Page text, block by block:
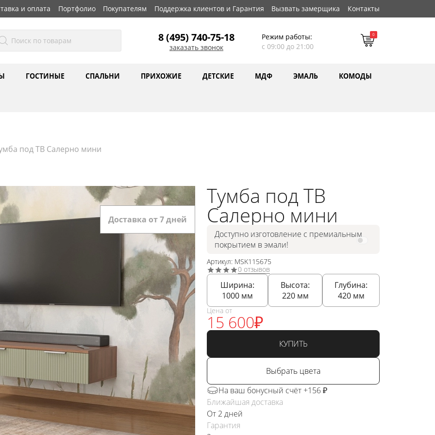
и оплата Портфолио Покупателям Поддержка клиентов и Гарантия Вызвать замерщика Контакты
8 (495) 740-75-18
заказать звонок
Режим работы:
с 09:00 до 21:00
0
ГОСТИНЫЕ СПАЛЬНИ ПРИХОЖИЕ ДЕТСКИЕ МДФ ЭМАЛЬ КОМОДЫ
под ТВ Салерно мини
Доставка от 7 дней
Тумба под ТВ
Салерно мини
Доступно изготовление с премиальным
покрытием в эмали!
Артикул: MSK115675
0 отзывов
Ширина:
1000 мм
Высота:
220мм
Глубина:
420мм
Цена от
15 600₽
КУПИТЬ
Выбрать цвета
На ваш бонусный счёт +156 ₽
Ближайшая доставка
От 2 дней
Гарантия